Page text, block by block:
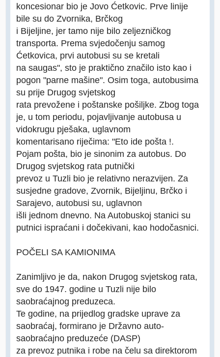
koncesionar bio je Jovo Ćetkovic. Prve linije
bile su do Zvornika, Brčkog
i Bijeljine, jer tamo nije bilo zeljezničkog
transporta. Prema svjedočenju samog
Ćetkovica, prvi autobusi su se kretali
na saugas", sto je praktično značilo isto kao i
pogon "parne mašine". Osim toga, autobusima
su prije Drugog svjetskog
rata prevožene i poštanske pošiljke. Zbog toga
je, u tom periodu, pojavljivanje autobusa u
vidokrugu pješaka, uglavnom
komentarisano riječima: "Eto ide pošta !.
Pojam pošta, bio je sinonim za autobus. Do
Drugog svjetskog rata putnički
prevoz u Tuzli bio je relativno nerazvijen. Za
susjedne gradove, Zvornik, Bijeljinu, Brčko i
Sarajevo, autobusi su, uglavnon
išli jednom dnevno. Na Autobuskoj stanici su
putnici ispraćani i dočekivani, kao hodočasnici.
POČELI SA KAMIONIMA
Zanimljivo je da, nakon Drugog svjetskog rata,
sve do 1947. godine u Tuzli nije bilo
saobraćajnog preduzeca.
Te godine, na prijedlog gradske uprave za
saobraćaj, formirano je Državno auto-
saobraćajno preduzeće (DASP)
za prevoz putnika i robe na čelu sa direktorom